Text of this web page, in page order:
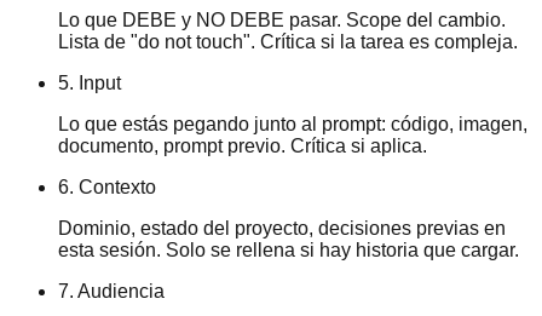
Lo que DEBE y NO DEBE pasar. Scope del cambio.
Lista de "do not touch". Crítica si la tarea es compleja.
5. Input
Lo que estás pegando junto al prompt: código, imagen,
documento, prompt previo. Crítica si aplica.
6. Contexto
Dominio, estado del proyecto, decisiones previas en
esta sesión. Solo se rellena si hay historia que cargar.
7. Audiencia